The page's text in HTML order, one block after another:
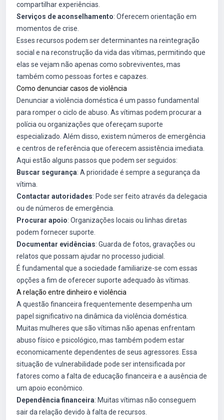
compartilhar experiências.
Serviços de aconselhamento: Oferecem orientação em
momentos de crise.
Esses recursos podem ser determinantes na reintegração
social e na reconstrução da vida das vítimas, permitindo que
elas se vejam não apenas como sobreviventes, mas
também como pessoas fortes e capazes.
Como denunciar casos de violência
Denunciar a violência doméstica é um passo fundamental
para romper o ciclo de abuso. As vítimas podem procurar a
polícia ou organizações que ofereçam suporte
especializado. Além disso, existem números de emergência
e centros de referência que oferecem assistência imediata.
Aqui estão alguns passos que podem ser seguidos:
Buscar segurança: A prioridade é sempre a segurança da
vítima.
Contactar autoridades: Pode ser feito através da delegacia
ou de números de emergência.
Procurar apoio: Organizações locais ou linhas diretas
podem fornecer suporte.
Documentar evidências: Guarda de fotos, gravações ou
relatos que possam ajudar no processo judicial.
É fundamental que a sociedade familiarize-se com essas
opções a fim de oferecer suporte adequado às vítimas.
A relação entre dinheiro e violência
A questão financeira frequentemente desempenha um
papel significativo na dinâmica da violência doméstica.
Muitas mulheres que são vítimas não apenas enfrentam
abuso físico e psicológico, mas também podem estar
economicamente dependentes de seus agressores. Essa
situação de vulnerabilidade pode ser intensificada por
fatores como a falta de educação financeira e a ausência de
um apoio econômico.
Dependência financeira: Muitas vítimas não conseguem
sair da relação devido à falta de recursos.